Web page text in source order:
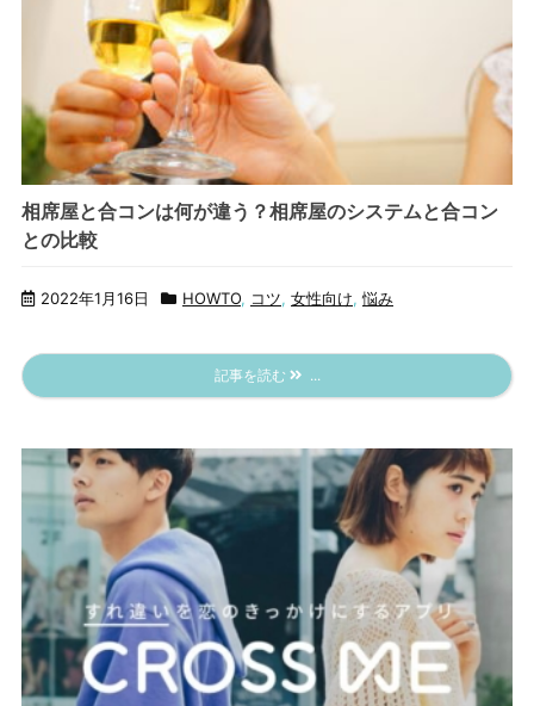
相席屋と合コンは何が違う？相席屋のシステムと合コン
との比較
2022年1月16日 HOWTO, コツ, 女性向け,悩み
記事を読む ...